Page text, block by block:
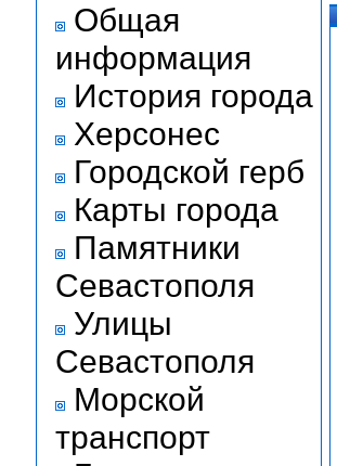
Общая
информация
История города
Херсонес
Городской герб
Карты города
Памятники
Севастополя
Улицы
Севастополя
Морской
транспорт